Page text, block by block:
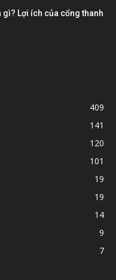
gì? Lợi ích của cổng thanh
409
141
120
101
19
19
14
9
7